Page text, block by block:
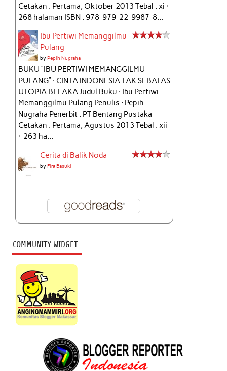
Cetakan : Pertama, Oktober 2013 Tebal : xi +
268 halaman ISBN : 978-979-22-9987-8...
Ibu Pertiwi Memanggilmu
Pulang
byPepih Nugraha
BUKU “IBU PERTIWI MEMANGGILMU
PULANG” : CINTA INDONESIA TAK SEBATAS
UTOPIA BELAKA Judul Buku : Ibu Pertiwi
Memanggilmu Pulang Penulis : Pepih
Nugraha Penerbit : PT Bentang Pustaka
Cetakan : Pertama, Agustus 2013 Tebal : xii
+ 263 ha...
Cerita di Balik Noda
byFira Basuki
COMMUNITY WIDGET